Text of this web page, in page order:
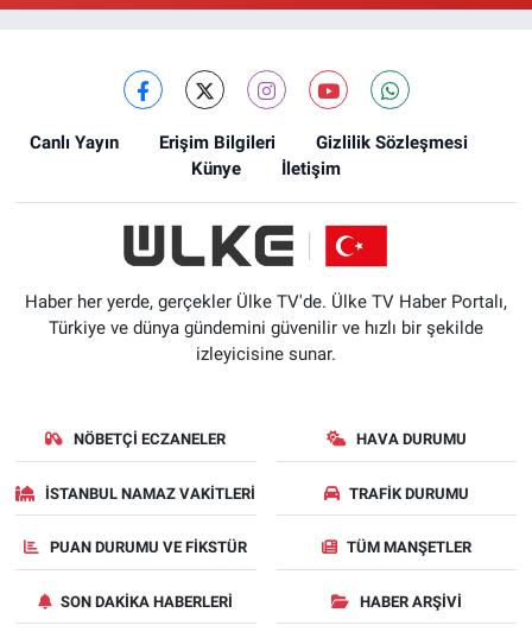
Canlı Yayın Erişim Bilgileri
Gizlilik Sözleşmesi
Künye
İletişim
Haber her yerde, gerçekler Ülke TV'de. Ülke TV Haber Portalı,
Türkiye ve dünya gündemini güvenilir ve hızlı bir şekilde
izleyicisine sunar.
NÖBETÇI ECZANELER HAVA DURUMU
İSTANBUL NAMAZ VAKITLERI TRAFIK DURUMU
PUAN DURUMU VE FIKSTÜR TÜM MANŞETLER
SON DAKIKA HABERLERI HABER ARŞIVI